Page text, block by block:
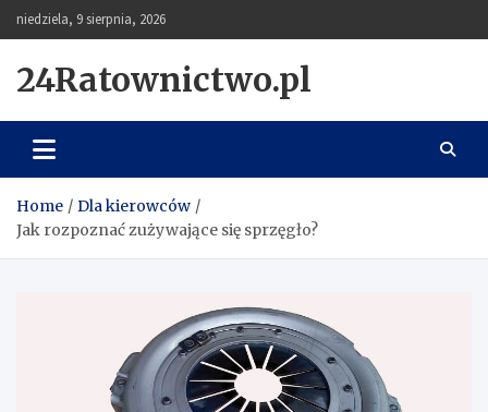
Skip
to
niedziela, 9 sierpnia, 2026
24Ratownictwo.pl
Home
Dla kierowców
Jak rozpoznać zużywające się sprzęgło?